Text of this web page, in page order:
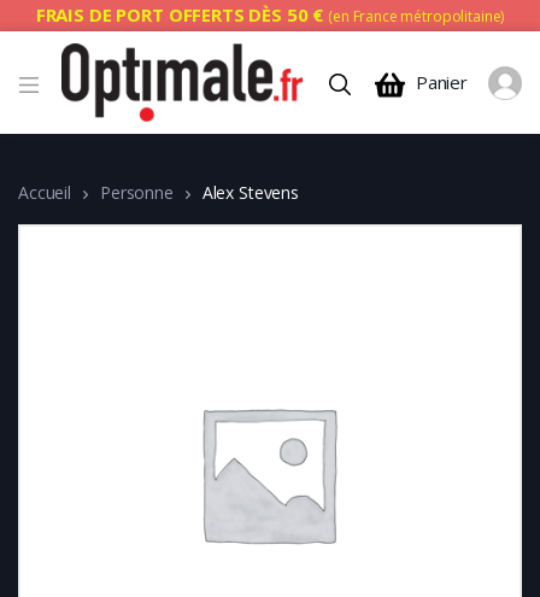
FRAIS DE PORT OFFERTS DÈS 50 € (en France métropolitaine)
Panier
Accueil Personne Alex Stevens